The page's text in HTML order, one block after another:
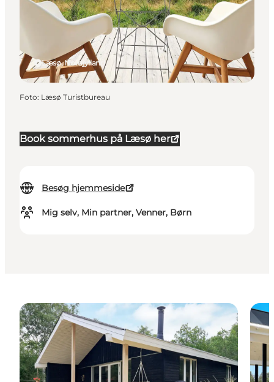
Book sommerhus på Læsø her
Besøg hjemmeside
Mig selv, Min partner, Venner, Børn
Læsø, Nordjylland
Foto: Læsø Turistbureau